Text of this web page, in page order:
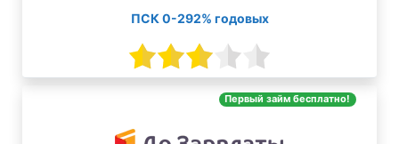
ПСК 0-292% годовых
Первый займ бесплатно!